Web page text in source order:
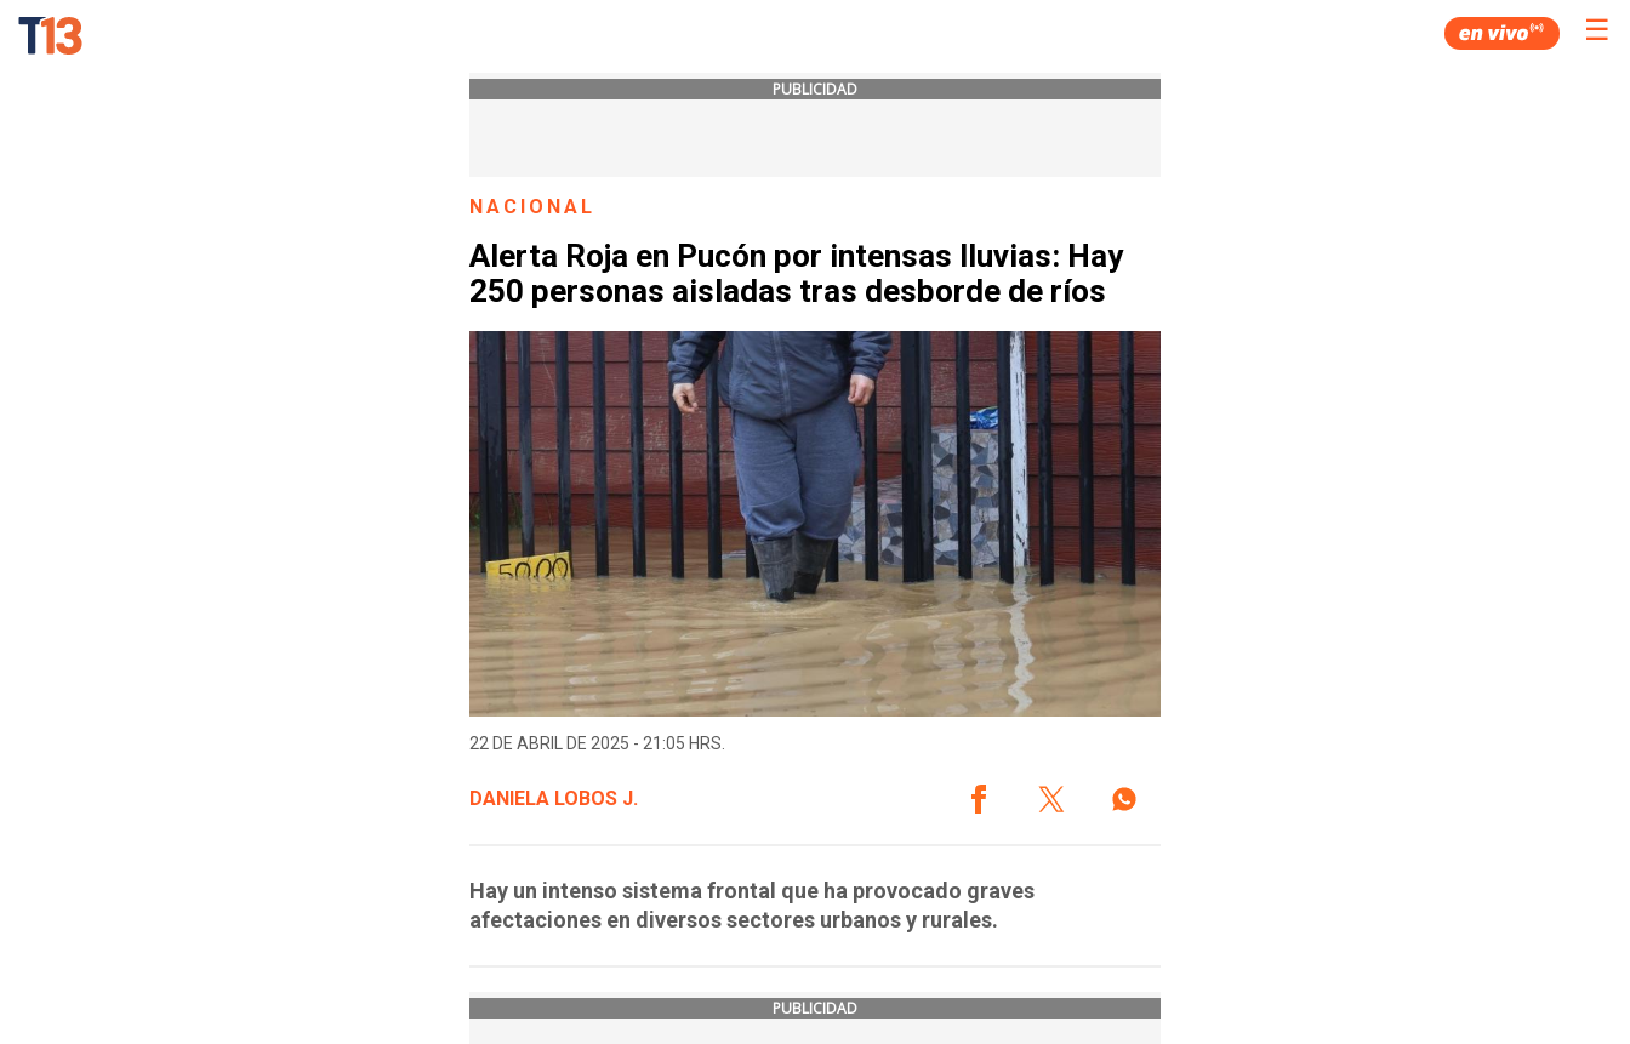
☰
PUBLICIDAD
NACIONAL
Alerta Roja en Pucón por intensas lluvias: Hay
250 personas aisladas tras desborde de ríos
22 DE ABRIL DE 2025 - 21:05 HRS.
DANIELA LOBOS J.
Hay un intenso sistema frontal que ha provocado graves
afectaciones en diversos sectores urbanos y rurales.
PUBLICIDAD